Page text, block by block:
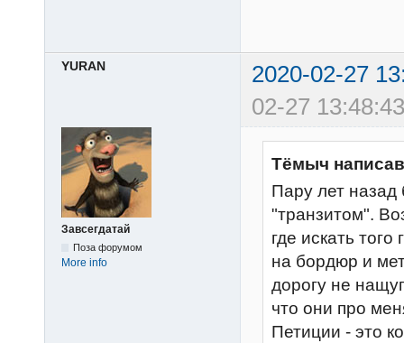
YURAN
2020-02-27
02-27
Завсегдатай
Поза форумом
More info
Тёмыч
Пару лет назад
"транзитом".
где искать
на бордюр и
дорогу не
что они про
Петиции - это